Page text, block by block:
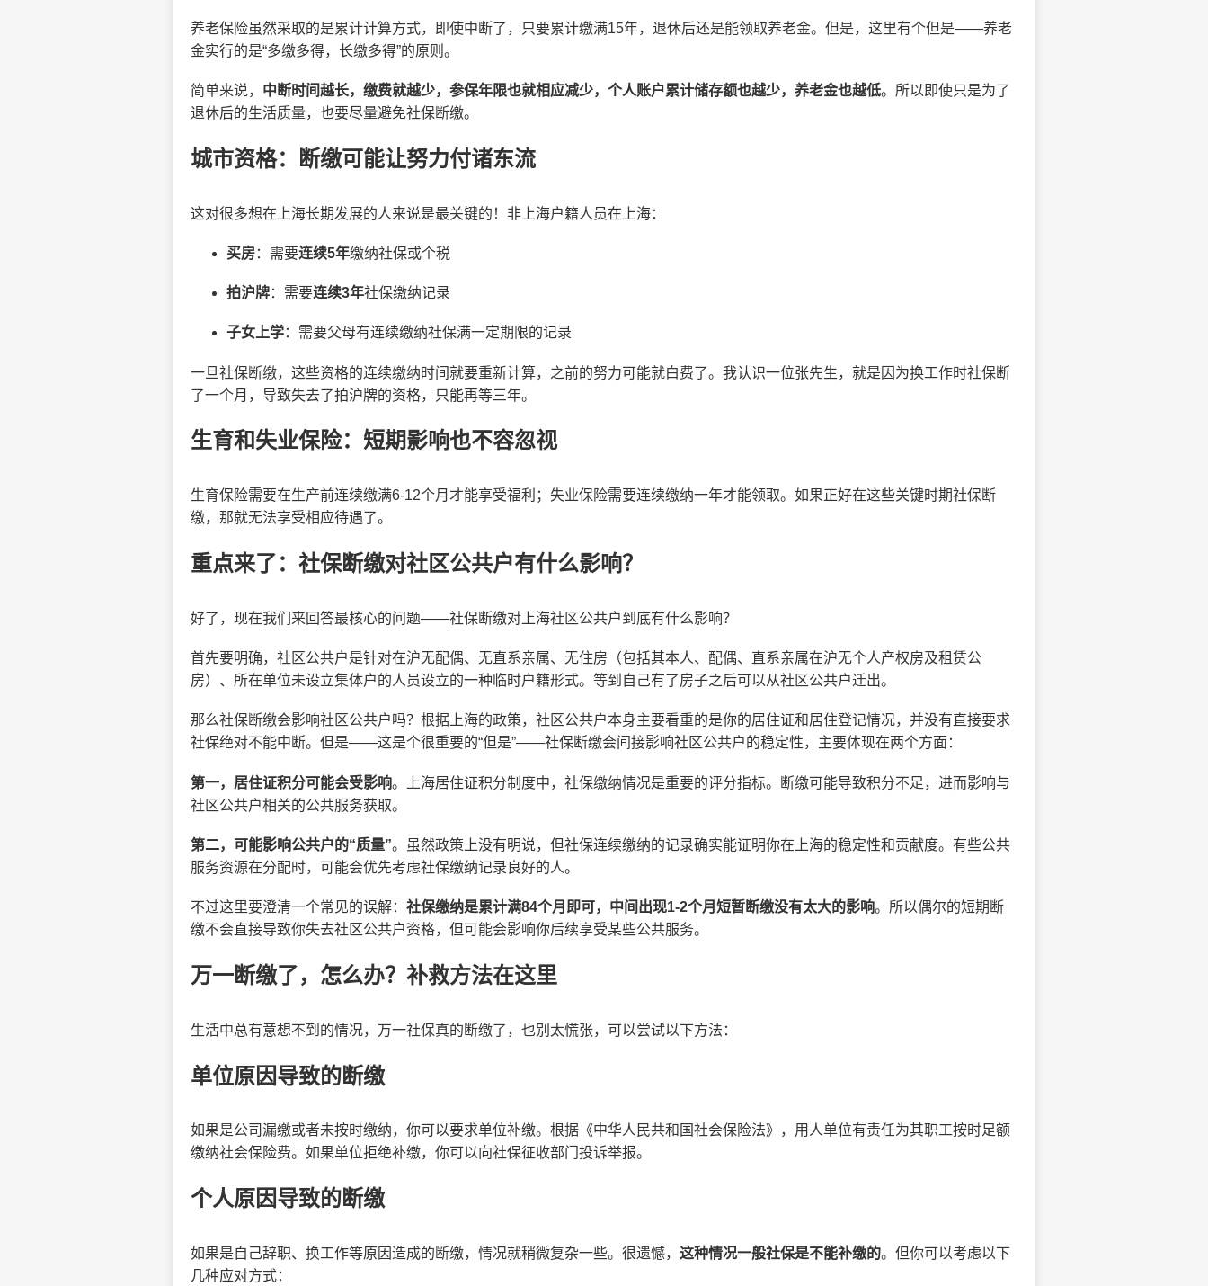
养老保险虽然采取的是累计计算方式，即使中断了，只要累计缴满15年，退休后还是能领取养老金。但是，这里有个但是——养老
金实行的是“多缴多得，长缴多得”的原则。
简单来说， 中断时间越长，缴费就越少，参保年限也就相应减少，个人账户累计储存额也越少，养老金也越低。所以即使只是为了
退休后的生活质量，也要尽量避免社保断缴。
城市资格：断缴可能让努力付诸东流
这对很多想在上海长期发展的人来说是最关键的！非上海户籍人员在上海：
买房：需要连续5年缴纳社保或个税
拍沪牌：需要连续3年社保缴纳记录
子女上学：需要父母有连续缴纳社保满一定期限的记录
一旦社保断缴，这些资格的连续缴纳时间就要重新计算，之前的努力可能就白费了。我认识一位张先生，就是因为换工作时社保断
了一个月，导致失去了拍沪牌的资格，只能再等三年。
生育和失业保险：短期影响也不容忽视
生育保险需要在生产前连续缴满6-12个月才能享受福利；失业保险需要连续缴纳一年才能领取。如果正好在这些关键时期社保断
缴，那就无法享受相应待遇了。
重点来了：社保断缴对社区公共户有什么影响？
好了，现在我们来回答最核心的问题——社保断缴对上海社区公共户到底有什么影响？
首先要明确，社区公共户是针对在沪无配偶、无直系亲属、无住房（包括其本人、配偶、直系亲属在沪无个人产权房及租赁公
房）、所在单位未设立集体户的人员设立的一种临时户籍形式。等到自己有了房子之后可以从社区公共户迁出。
那么社保断缴会影响社区公共户吗？根据上海的政策，社区公共户本身主要看重的是你的居住证和居住登记情况，并没有直接要求
社保绝对不能中断。但是——这是个很重要的“但是”——社保断缴会间接影响社区公共户的稳定性，主要体现在两个方面：
第一，居住证积分可能会受影响。上海居住证积分制度中，社保缴纳情况是重要的评分指标。断缴可能导致积分不足，进而影响与
社区公共户相关的公共服务获取。
第二，可能影响公共户的“质量”。虽然政策上没有明说，但社保连续缴纳的记录确实能证明你在上海的稳定性和贡献度。有些公共
服务资源在分配时，可能会优先考虑社保缴纳记录良好的人。
不过这里要澄清一个常见的误解： 社保缴纳是累计满84个月即可，中间出现1-2个月短暂断缴没有太大的影响。所以偶尔的短期断
缴不会直接导致你失去社区公共户资格，但可能会影响你后续享受某些公共服务。
万一断缴了，怎么办？补救方法在这里
生活中总有意想不到的情况，万一社保真的断缴了，也别太慌张，可以尝试以下方法：
单位原因导致的断缴
如果是公司漏缴或者未按时缴纳，你可以要求单位补缴。根据《中华人民共和国社会保险法》，用人单位有责任为其职工按时足额
缴纳社会保险费。如果单位拒绝补缴，你可以向社保征收部门投诉举报。
个人原因导致的断缴
如果是自己辞职、换工作等原因造成的断缴，情况就稍微复杂一些。很遗憾， 这种情况一般社保是不能补缴的。但你可以考虑以下
几种应对方式：